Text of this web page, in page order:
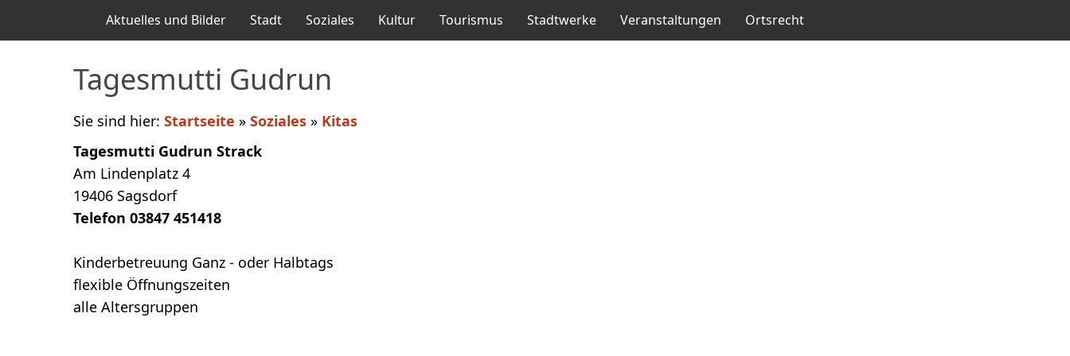
Aktuelles und Bilder Stadt Soziales Kultur Tourismus Stadtwerke Veranstaltungen Ortsrecht
Tagesmutti Gudrun
Sie sind hier: Startseite » Soziales » Kitas
Tagesmutti Gudrun Strack
Am Lindenplatz 4
19406 Sagsdorf
Telefon 03847 451418
Kinderbetreuung Ganz - oder Halbtags
flexible Öffnungszeiten
alle Altersgruppen